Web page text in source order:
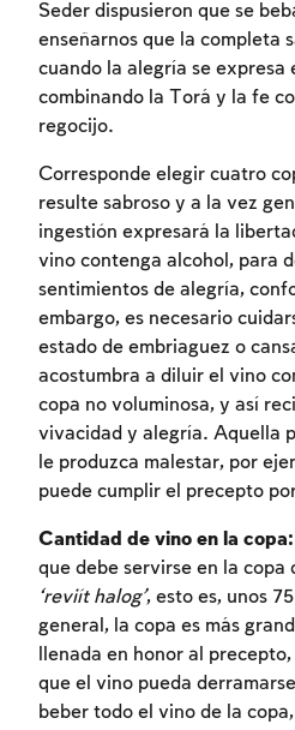
Seder dispusieron que se
enseñarnos que la completa
cuando la alegría se expresa
combinando la Torá y la fe
regocijo.
Corresponde elegir cuatro
resulte sabroso y a la vez
ingestión expresará la
vino contenga alcohol, para
sentimientos de alegría,
embargo, es necesario
estado de embriaguez o
acostumbra a diluir el vino
copa no voluminosa, y así
vivacidad y alegría. Aquella
le produzca malestar, por
puede cumplir el precepto
Cantidad de vino en la copa:
que debe servirse en la copa
‘reviít halog’, esto es, unos
general, la copa es más
llenada en honor al
que el vino pueda
beber todo el vino de la
Inscripcion
Para marcar lo
a su cuenta o inscribirse.
Inscripcion